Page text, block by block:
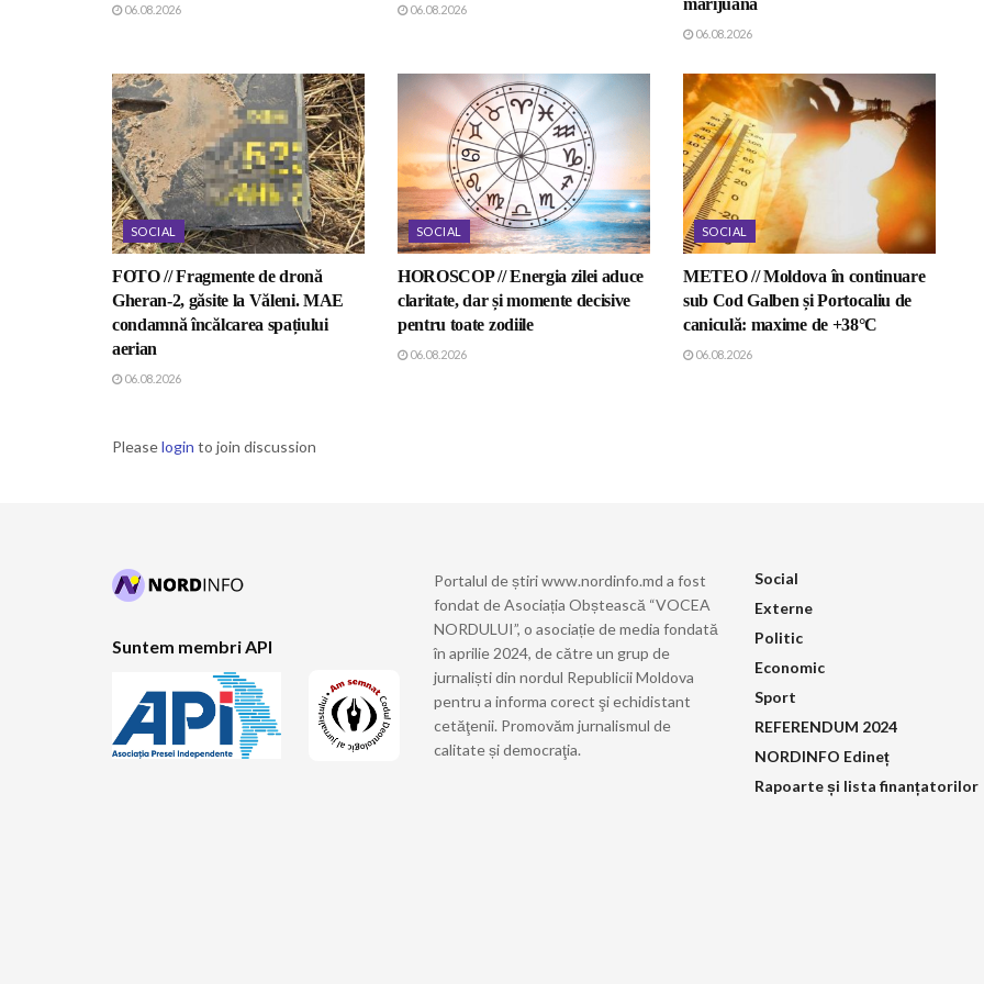
06.08.2026 06.08.2026
06.08.2026
SOCIAL
FOTO // Fragmente de dronă
Gheran-2, găsite la Văleni. MAE
condamnă încălcarea spațiului
aerian
06.08.2026
SOCIAL
HOROSCOP // Energia zilei aduce
claritate, dar și momente decisive
pentru toate zodiile
06.08.2026
SOCIAL
METEO // Moldova în continuare
sub Cod Galben și Portocaliu de
caniculă: maxime de +38°C
06.08.2026
Pleaselogin to join discussion
Suntem membri API
Portalul de știri www.nordinfo.md a fost
fondat de Asociația Obștească “VOCEA
NORDULUI”, o asociație de media fondată
în aprilie 2024, de către un grup de
jurnaliști din nordul Republicii Moldova
pentru a informa corect şi echidistant
cetăţenii. Promovăm jurnalismul de
calitate și democraţia.
Social
Externe
Politic
Economic
Sport
REFERENDUM 2024
NORDINFO Edineț
Rapoarte și lista finanțatorilor